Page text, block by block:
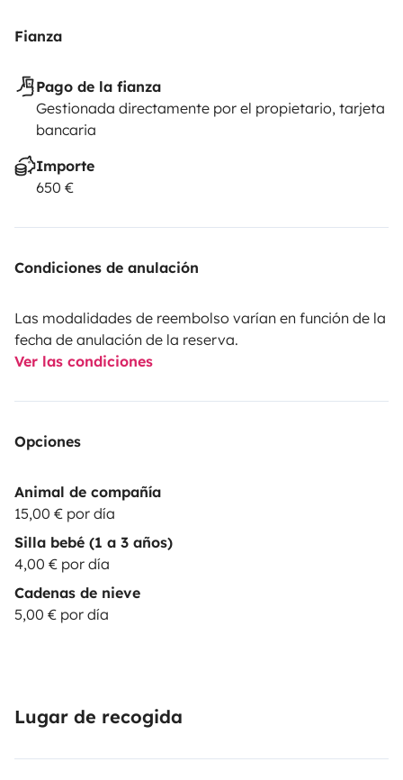
Fianza
Pago de la fianza
Gestionada directamente por el propietario, tarjeta
bancaria
Importe
650 €
Condiciones de anulación
Las modalidades de reembolso varían en función de la
fecha de anulación de la reserva.
Ver las condiciones
Opciones
Animal de compañía
15,00 € por día
Silla bebé (1 a 3 años)
4,00 € por día
Cadenas de nieve
5,00 € por día
Lugar de recogida